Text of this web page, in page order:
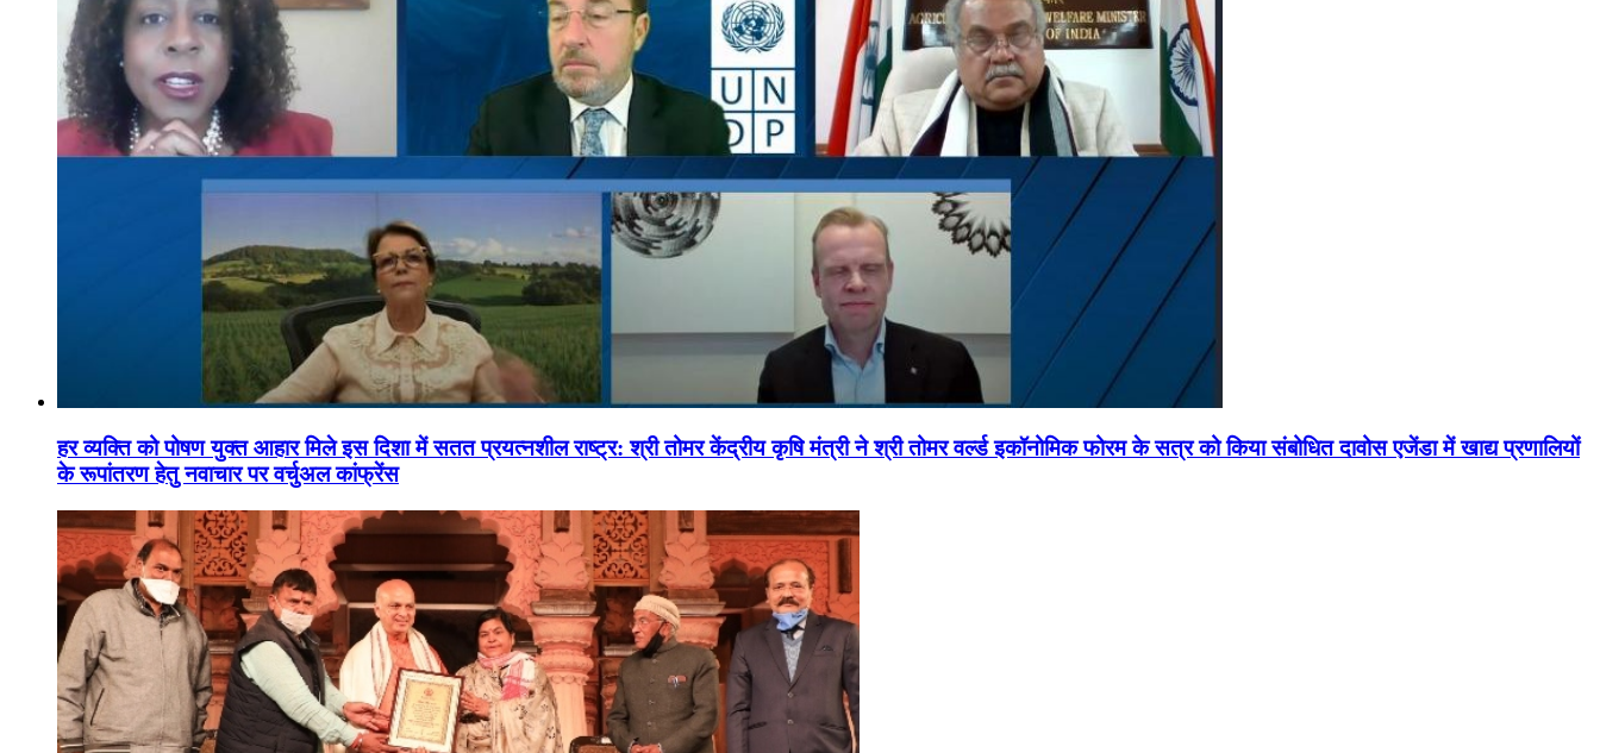
हर व्यक्ति को पोषण युक्त आहार मिले इस दिशा में सतत प्रयत्नशील राष्ट्र: श्री तोमर केंद्रीय कृषि मंत्री ने श्री तोमर वर्ल्ड इकॉनोमिक फोरम के सत्र को किया संबोधित दावोस एजेंडा में खाद्य प्रणालियों
के रूपांतरण हेतु नवाचार पर वर्चुअल कांफ्रेंस